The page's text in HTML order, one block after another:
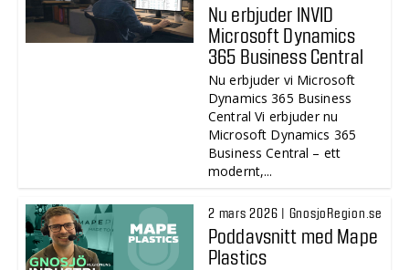
Nu erbjuder INVID
Microsoft Dynamics
365 Business Central
Nu erbjuder vi Microsoft
Dynamics 365 Business
Central Vi erbjuder nu
Microsoft Dynamics 365
Business Central – ett
modernt,...
2 mars 2026 | GnosjoRegion.se
Poddavsnitt med Mape
Plastics